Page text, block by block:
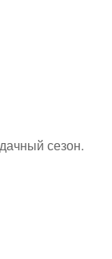
сезон.